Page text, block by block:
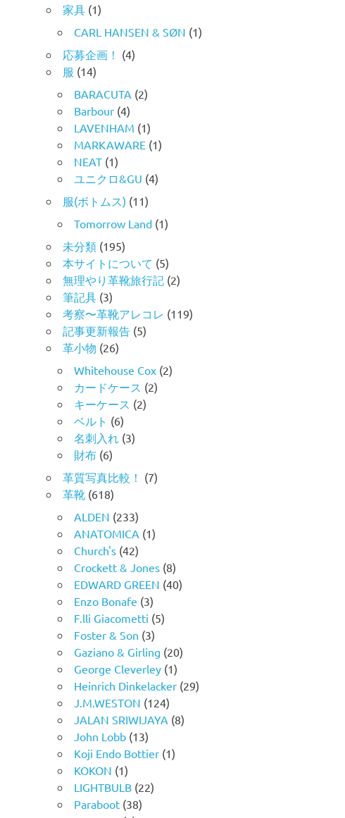
家具 (1)
CARL HANSEN & SØN (1)
応募企画！ (4)
服 (14)
BARACUTA (2)
Barbour (4)
LAVENHAM (1)
MARKAWARE (1)
NEAT (1)
ユニクロ&GU (4)
服(ボトムス) (11)
Tomorrow Land (1)
未分類 (195)
本サイトについて (5)
無理やり革靴旅行記 (2)
筆記具 (3)
考察〜革靴アレコレ (119)
記事更新報告 (5)
革小物 (26)
Whitehouse Cox (2)
カードケース (2)
キーケース (2)
ベルト (6)
名刺入れ (3)
財布 (6)
革質写真比較！ (7)
革靴 (618)
ALDEN (233)
ANATOMICA (1)
Church's (42)
Crockett & Jones (8)
EDWARD GREEN (40)
Enzo Bonafe (3)
F.lli Giacometti (5)
Foster & Son (3)
Gaziano & Girling (20)
George Cleverley (1)
Heinrich Dinkelacker (29)
J.M.WESTON (124)
JALAN SRIWIJAYA (8)
John Lobb (13)
Koji Endo Bottier (1)
KOKON (1)
LIGHTBULB (22)
Paraboot (38)